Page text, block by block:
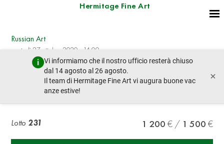
Hermitage Fine Art
Vi informiamo che il nostro ufficio resterà chiuso
dal 14 agosto al 26 agosto.
Il team di Hermitage Fine Art vi augura buone vac
anze estive!
×
Russian Art
martedì 27 ottobre 2020 - 14:00
lotto precedente lotto prossimo
RUSSIAN EMBASSY
Lotto 231 1 200 1 500